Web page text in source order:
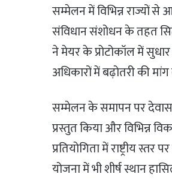
सम्मेलन में विभिन्न राज्यों से
संविधान संशोधन के तहत
ने मेयर के प्रोटोकॉल में
अधिकारों में बढ़ोतरी की मांग
सम्मेलन के समापन पर देवास
प्रस्तुत किया और विभिन्न
प्रतियोगिता में राष्ट्रीय स्तर
योजना में भी शीर्ष स्थान